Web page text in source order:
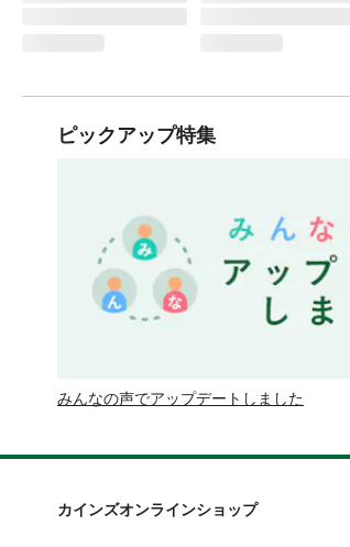
ピックアップ特集
みんなの声でアップデートしました
カインズオンラインショップ